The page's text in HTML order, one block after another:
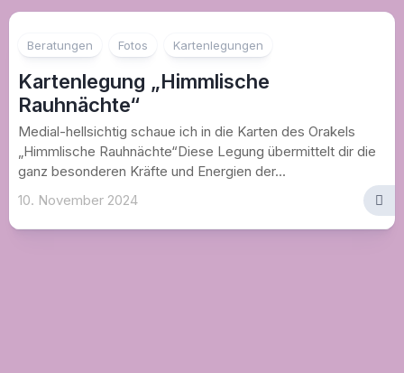
Beratungen Fotos Kartenlegungen
Kartenlegung „Himmlische
Rauhnächte“
Medial-hellsichtig schaue ich in die Karten des Orakels
„Himmlische Rauhnächte“Diese Legung übermittelt dir die
ganz besonderen Kräfte und Energien der...
10. November 2024